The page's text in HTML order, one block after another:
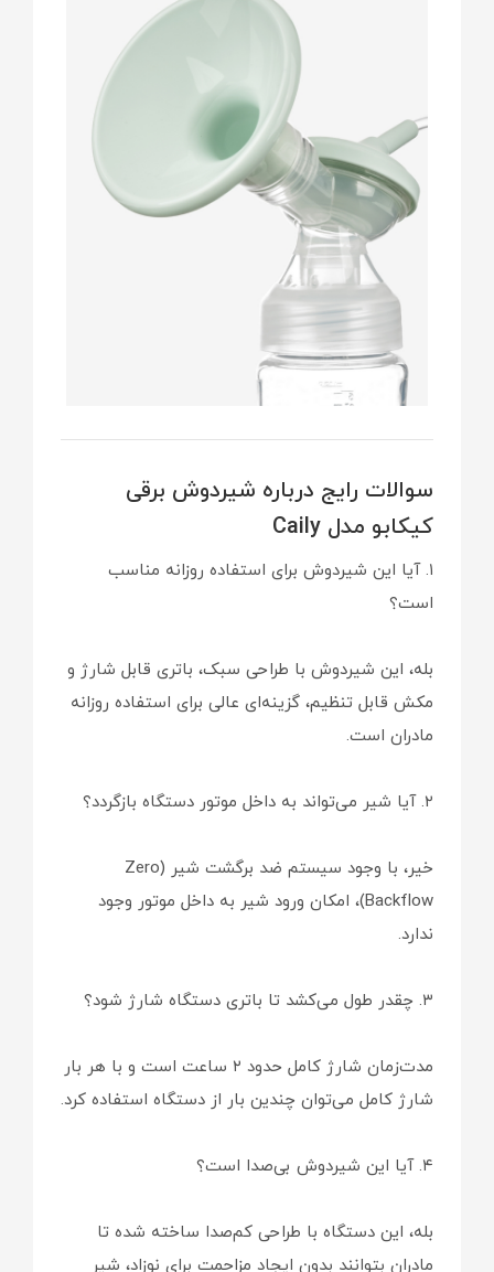
سوالات رایج درباره شیردوش برقی
کیکابو مدل Caily
۱. آیا این شیردوش برای استفاده روزانه مناسب
است؟
بله، این شیردوش با طراحی سبک، باتری قابل شارژ و
مکش قابل تنظیم، گزینه‌ای عالی برای استفاده روزانه
مادران است.
۲. آیا شیر می‌تواند به داخل موتور دستگاه بازگردد؟
خیر، با وجود سیستم ضد برگشت شیر (Zero
Backflow)، امکان ورود شیر به داخل موتور وجود
ندارد.
۳. چقدر طول می‌کشد تا باتری دستگاه شارژ شود؟
مدت‌زمان شارژ کامل حدود ۲ ساعت است و با هر بار
شارژ کامل می‌توان چندین بار از دستگاه استفاده کرد.
۴. آیا این شیردوش بی‌صدا است؟
بله، این دستگاه با طراحی کم‌صدا ساخته شده تا
مادران بتوانند بدون ایجاد مزاحمت برای نوزاد، شیر